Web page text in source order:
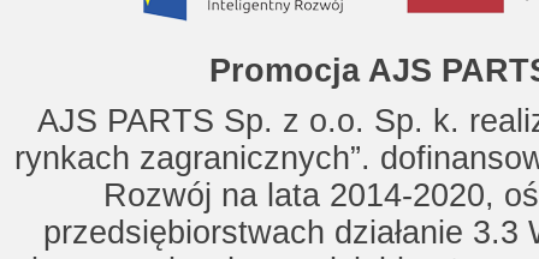
Promocja AJS
AJS PARTS Sp. z o.o. Sp. k.
rynkach zagranicznych”.
Rozwój na lata 2014-2020,
przedsiębiorstwach działanie